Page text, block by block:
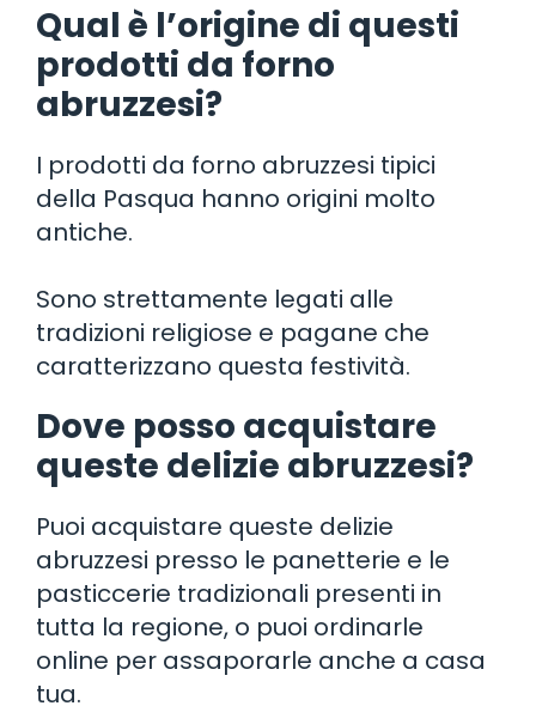
Qual è l’origine di questi
prodotti da forno
abruzzesi?
I prodotti da forno abruzzesi tipici
della Pasqua hanno origini molto
antiche.
Sono strettamente legati alle
tradizioni religiose e pagane che
caratterizzano questa festività.
Dove posso acquistare
queste delizie abruzzesi?
Puoi acquistare queste delizie
abruzzesi presso le panetterie e le
pasticcerie tradizionali presenti in
tutta la regione, o puoi ordinarle
online per assaporarle anche a casa
tua.